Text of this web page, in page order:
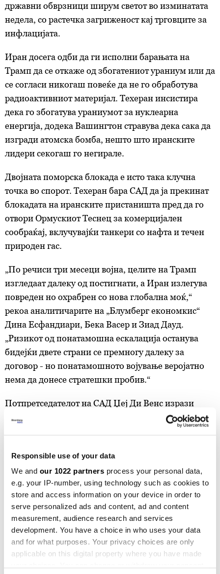
Responsible use of your data
We and our 1022 partners process your personal data,
e.g. your IP-number, using technology such as cookies to
store and access information on your device in order to
serve personalized ads and content, ad and content
measurement, audience research and services
development. You have a choice in who uses your data
and for what purposes. Your privacy choices are only
applicable on this digital property where you have made
државни обврзници ширум светот во изминатата
недела, со растечка загриженост кај трговците за
инфлацијата.
Иран досега одби да ги исполни барањата на
Трамп да се откаже од збогатениот ураниум или да
се согласи никогаш повеќе да не го обработува
радиоактивниот материјал. Техеран инсистира
дека го збогатува ураниумот за нуклеарна
енергија, додека Вашингтон стравува дека сака да
изгради атомска бомба, нешто што иранските
лидери секогаш го негирале.
Двојната поморска блокада е исто така клучна
точка во спорот. Техеран бара САД да ја прекинат
блокадата на иранските пристаништа пред да го
отвори Ормускиот Теснец за комерцијален
сообраќај, вклучувајќи танкери со нафта и течен
природен гас.
„По речиси три месеци војна, целите на Трамп
изгледаат далеку од постигнати, а Иран излегува
повреден но охрабрен со нова глобална моќ,“
рекоа аналитичарите на „Блумберг економкис“
Дина Есфандиари, Бека Васер и Зиад Дауд.
„Ризикот од понатамошна ескалација останува
бидејќи двете страни се премногу далеку за
договор - но понатамошното војување веројатно
нема да донесе стратешки пробив.“
Потпретседателот на САД Џеј Ди Венс изрази
малку попозитивен тон за преговорите, кои
главно ги посредува Пакистан, иако рече дека е
„Мислиме дека постигнавме голем напредок;
мислиме дека Иранците сакаат договор,“ рече тој
во вторникот.
Повторното започнување на воената кампања е
„опција Б,“ рече Венс. „Но тоа не е она што
претседателот го сака. И не мислам дека тоа го
сакаат Иранците.“